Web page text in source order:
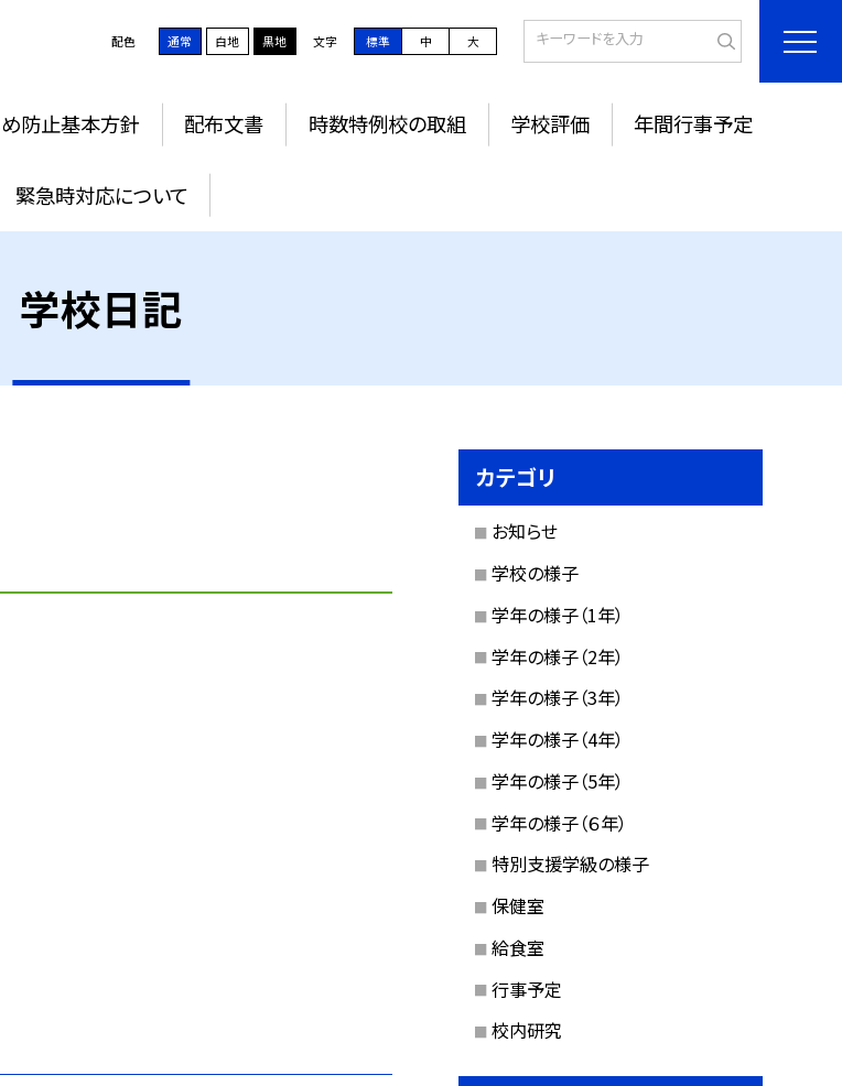
配色 通常 白地 黒地 文字 標準 中 大
防止基本方針 配布文書 時数特例校の取組 学校評価 年間行事予定
緊急時対応について
学校日記
カテゴリ
お知らせ
学校の様子
学年の様子（1年）
学年の様子（2年）
学年の様子（3年）
学年の様子（4年）
学年の様子（5年）
学年の様子（６年）
特別支援学級の様子
保健室
給食室
行事予定
校内研究